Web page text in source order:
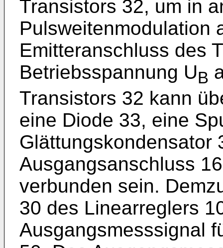
Transistors 32, um in
Pulsweitenmodulation
Emitteranschluss des
Betriebsspannung UB
Transistors 32 kann
eine Diode 33, eine
Glättungskondensator
Ausgangsanschluss
verbunden sein.
30 des Linearreglers
Ausgangsmesssignal